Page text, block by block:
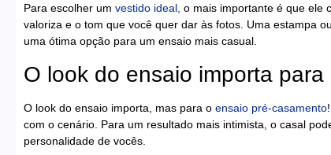
Para escolher um vestido ideal, o mais importante é que ele
valoriza e o tom que você quer dar às fotos. Uma estampa
uma ótima opção para um ensaio mais casual.
O look do ensaio importa
O look do ensaio importa, mas para o ensaio pré-casamento
com o cenário. Para um resultado mais intimista, o casal
personalidade de vocês.